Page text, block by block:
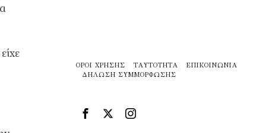
ΌΡΟΙ ΧΡΉΣΗΣ ΤΑΥΤΌΤΗΤΑ
ΕΠΙΚΟΙΝΩΝΊΑ
ΔΉΛΩΣΗ ΣΥΜΜΌΡΦΩΣΗΣ